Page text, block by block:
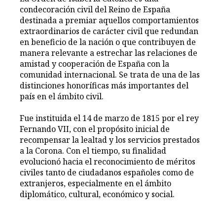
condecoración civil del Reino de España
destinada a premiar aquellos comportamientos
extraordinarios de carácter civil que redundan
en beneficio de la nación o que contribuyen de
manera relevante a estrechar las relaciones de
amistad y cooperación de España con la
comunidad internacional. Se trata de una de las
distinciones honoríficas más importantes del
país en el ámbito civil.
Fue instituida el 14 de marzo de 1815 por el rey
Fernando VII, con el propósito inicial de
recompensar la lealtad y los servicios prestados
a la Corona. Con el tiempo, su finalidad
evolucionó hacia el reconocimiento de méritos
civiles tanto de ciudadanos españoles como de
extranjeros, especialmente en el ámbito
diplomático, cultural, económico y social.